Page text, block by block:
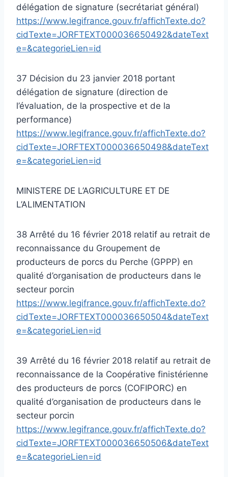
délégation de signature (secrétariat général)
https://www.legifrance.gouv.fr/affichTexte.do?
cidTexte=JORFTEXT000036650492&dateText
e=&categorieLien=id
37 Décision du 23 janvier 2018 portant
délégation de signature (direction de
l’évaluation, de la prospective et de la
performance)
https://www.legifrance.gouv.fr/affichTexte.do?
cidTexte=JORFTEXT000036650498&dateText
e=&categorieLien=id
MINISTERE DE L’AGRICULTURE ET DE
L’ALIMENTATION
38 Arrêté du 16 février 2018 relatif au retrait de
reconnaissance du Groupement de
producteurs de porcs du Perche (GPPP) en
qualité d’organisation de producteurs dans le
secteur porcin
https://www.legifrance.gouv.fr/affichTexte.do?
cidTexte=JORFTEXT000036650504&dateText
e=&categorieLien=id
39 Arrêté du 16 février 2018 relatif au retrait de
reconnaissance de la Coopérative finistérienne
des producteurs de porcs (COFIPORC) en
qualité d’organisation de producteurs dans le
secteur porcin
https://www.legifrance.gouv.fr/affichTexte.do?
cidTexte=JORFTEXT000036650506&dateText
e=&categorieLien=id